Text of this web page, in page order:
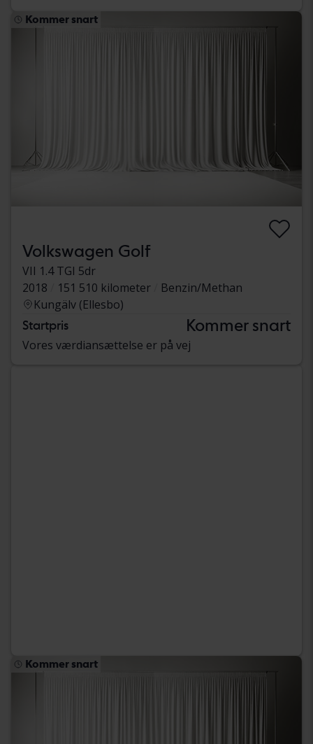
Kommer snart
Volkswagen Golf
VII 1.4 TGI 5dr
2018
151 510 kilometer
Benzin/Methan
Kungälv (Ellesbo)
Startpris Kommer snart
Vores værdiansættelse er på vej
Kommer snart